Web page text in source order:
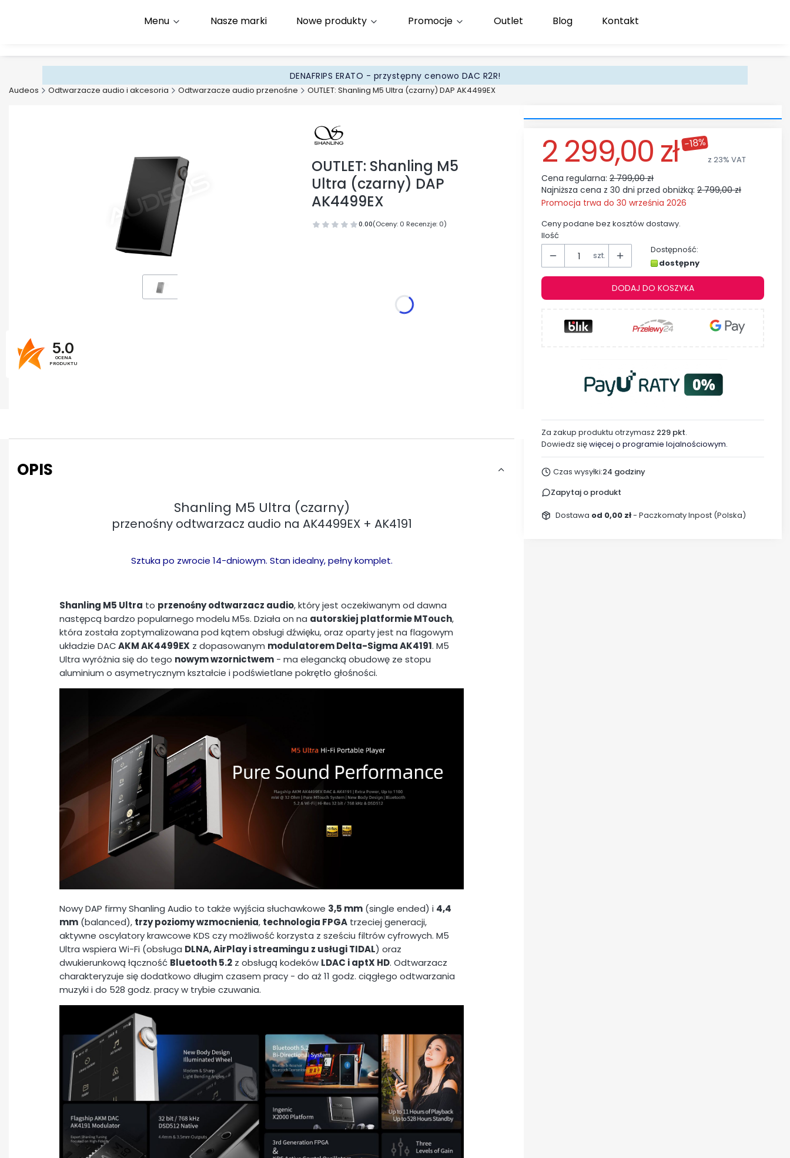
Infolinia:
+48 500 600 965
DENAFRIPS ERATO - przystępny cenowo DAC R2R!
Menu Nasze marki Nowe produkty Promocje Outlet Blog Kontakt
Audeos Odtwarzacze audio i akcesoria Odtwarzacze audio przenośne OUTLET: Shanling M5 Ultra (czarny) DAP AK4499EX
OUTLET: Shanling M5
Ultra (czarny) DAP
AK4499EX
0.00(Oceny: 0 Recenzje: 0)
Przejdź do sekcji Opinie
OPIS
Shanling M5 Ultra (czarny)
przenośny odtwarzacz audio na AK4499EX + AK4191
Sztuka po zwrocie 14-dniowym. Stan idealny, pełny komplet.
Shanling M5 Ultra to przenośny odtwarzacz audio, który jest oczekiwanym od dawna
następcą bardzo popularnego modelu M5s. Działa on na autorskiej platformie MTouch,
która została zoptymalizowana pod kątem obsługi dźwięku, oraz oparty jest na flagowym
układzie DACAKM AK4499EX z dopasowanym modulatorem Delta-Sigma AK4191. M5
Ultra wyróżnia się do tego nowym wzornictwem - ma elegancką obudowę ze stopu
aluminium o asymetrycznym kształcie i podświetlane pokrętło głośności.
Nowy DAP firmy Shanling Audio to także wyjścia słuchawkowe 3,5 mm (single ended) i 4,4
mm (balanced), trzy poziomy wzmocnienia, technologia FPGA trzeciej generacji,
aktywne oscylatory krawcowe KDS czy możliwość korzysta z sześciu filtrów cyfrowych. M5
Ultra wspiera Wi-Fi (obsługa DLNA, AirPlay i streamingu z usługi TIDAL) oraz
dwukierunkową łączność Bluetooth 5.2 z obsługą kodeków LDAC i aptX HD. Odtwarzacz
charakteryzuje się dodatkowo długim czasem pracy - do aż 11 godz. ciągłego odtwarzania
muzyki i do 528 godz. pracy w trybie czuwania.
2 299,00 zł -18%
z 23% VAT
Cena regularna: 2 799,00 zł
Najniższa cena z 30 dni przed obniżką: 2 799,00 zł
Promocja trwa do 30 września 2026
Ceny podane bez kosztów dostawy.
Ilość
szt.
Dostępność:
dostępny
DODAJ DO KOSZYKA
Za zakup produktu otrzymasz 229 pkt.
Dowiedz sięwięcej o programie lojalnościowym.
Czas wysyłki:24 godziny
Zapytaj o produkt
Dostawa od 0,00 zł- Paczkomaty Inpost (Polska)
5.0
OCENA
PRODUKTU